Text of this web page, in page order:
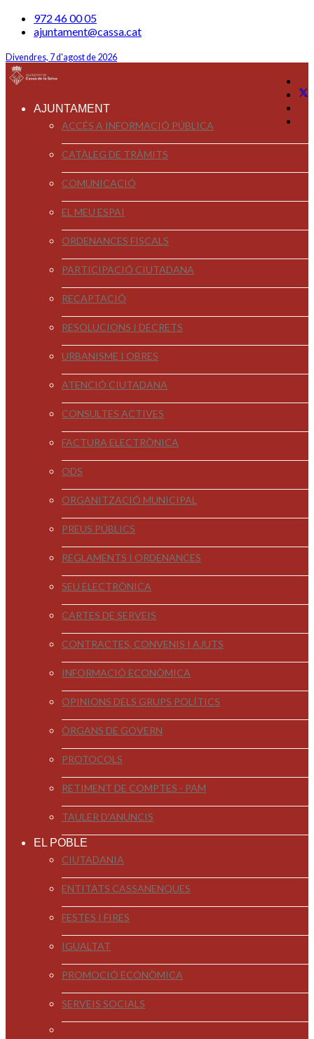
972 46 00 05
ajuntament@cassa.cat
Divendres, 7 d'agost de 2026
AJUNTAMENT
ACCÉS A INFORMACIÓ PÚBLICA
CATÀLEG DE TRÀMITS
COMUNICACIÓ
EL MEU ESPAI
ORDENANCES FISCALS
PARTICIPACIÓ CIUTADANA
RECAPTACIÓ
RESOLUCIONS I DECRETS
URBANISME I OBRES
ATENCIÓ CIUTADANA
CONSULTES ACTIVES
FACTURA ELECTRÒNICA
ODS
ORGANITZACIÓ MUNICIPAL
PREUS PÚBLICS
REGLAMENTS I ORDENANCES
SEU ELECTRÒNICA
CARTES DE SERVEIS
CONTRACTES, CONVENIS I AJUTS
INFORMACIÓ ECONÒMICA
OPINIONS DELS GRUPS POLÍTICS
ÒRGANS DE GOVERN
PROTOCOLS
RETIMENT DE COMPTES - PAM
TAULER D'ANUNCIS
EL POBLE
CIUTADANIA
ENTITATS CASSANENQUES
FESTES I FIRES
IGUALTAT
PROMOCIÓ ECONÒMICA
SERVEIS SOCIALS